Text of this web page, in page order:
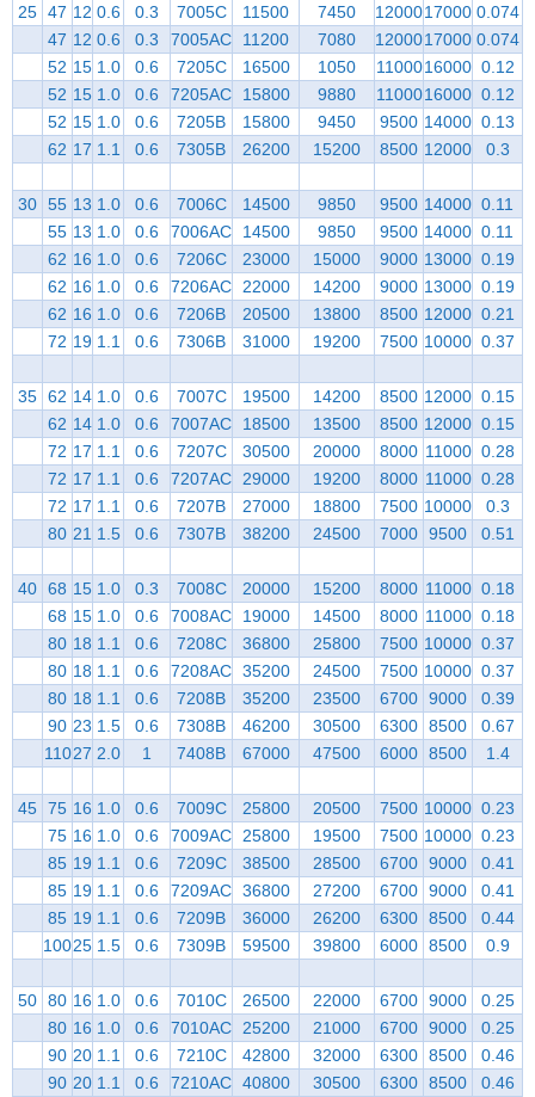
25 47 12 0.6 0.3 7005C 11500 7450 1200017000 0.074
47 12 0.6 0.3 7005AC 11200 7080 1200017000 0.074
52 15 1.0 0.6 7205C 16500 1050 1100016000 0.12
52 15 1.0 0.6 7205AC 15800 9880 1100016000 0.12
52 15 1.0 0.6 7205B 15800 9450 9500 14000 0.13
62 17 1.1 0.6 7305B 26200 15200 8500 12000 0.3
30 55 13 1.0 0.6 7006C 14500 9850 9500 14000 0.11
55 13 1.0 0.6 7006AC 14500 9850 9500 14000 0.11
62 16 1.0 0.6 7206C 23000 15000 9000 13000 0.19
62 16 1.0 0.6 7206AC 22000 14200 9000 13000 0.19
62 16 1.0 0.6 7206B 20500 13800 8500 12000 0.21
72 19 1.1 0.6 7306B 31000 19200 7500 10000 0.37
35 62 14 1.0 0.6 7007C 19500 14200 8500 12000 0.15
62 14 1.0 0.6 7007AC 18500 13500 8500 12000 0.15
72 17 1.1 0.6 7207C 30500 20000 8000 11000 0.28
72 17 1.1 0.6 7207AC 29000 19200 8000 11000 0.28
72 17 1.1 0.6 7207B 27000 18800 7500 10000
0.3
80 21 1.5 0.6 7307B 38200 24500 7000 9500 0.51
40 68 15 1.0 0.3 7008C 20000 15200 8000 11000 0.18
68 15 1.0 0.6 7008AC 19000 14500 8000 11000 0.18
80 18 1.1 0.6 7208C 36800 25800 7500 10000 0.37
80 18 1.1 0.6 7208AC 35200 24500 7500 10000 0.37
80 18 1.1 0.6 7208B 35200 23500 6700 9000
0.39
90 23 1.5 0.6 7308B 46200 30500 6300 8500
0.67
11027 2.0 1 7408B 67000 47500 6000 8500 1.4
45 75 16 1.0 0.6 7009C 25800 20500 7500 10000 0.23
75 16 1.0 0.6 7009AC 25800 19500 7500 10000 0.23
85 19 1.1 0.6 7209C 38500 28500 6700 9000
0.41
85 19 1.1 0.6 7209AC 36800 27200 6700 9000
0.41
85 19 1.1 0.6 7209B 36000 26200 6300 8500
0.44
10025 1.5 0.6 7309B 59500 39800 6000 8500 0.9
50 80 16 1.0 0.6 7010C 26500 22000 6700 9000
0.25
80 16 1.0 0.6 7010AC 25200 21000 6700 9000
0.25
90 20 1.1 0.6 7210C 42800 32000 6300 8500
0.46
90 20 1.1 0.6 7210AC 40800 30500 6300 8500 0.46